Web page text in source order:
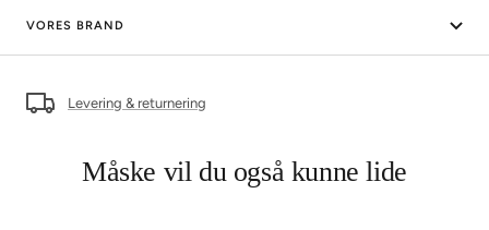
VORES BRAND
Levering & returnering
Måske vil du også kunne lide